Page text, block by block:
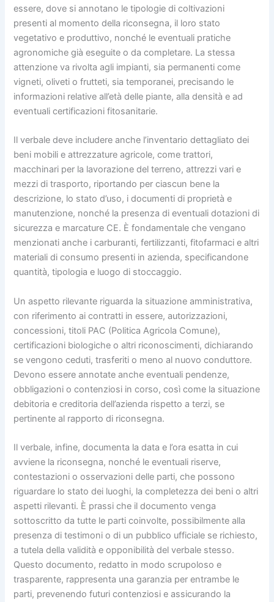
essere, dove si annotano le tipologie di coltivazioni
presenti al momento della riconsegna, il loro stato
vegetativo e produttivo, nonché le eventuali pratiche
agronomiche già eseguite o da completare. La stessa
attenzione va rivolta agli impianti, sia permanenti come
vigneti, oliveti o frutteti, sia temporanei, precisando le
informazioni relative all’età delle piante, alla densità e ad
eventuali certificazioni fitosanitarie.
Il verbale deve includere anche l’inventario dettagliato dei
beni mobili e attrezzature agricole, come trattori,
macchinari per la lavorazione del terreno, attrezzi vari e
mezzi di trasporto, riportando per ciascun bene la
descrizione, lo stato d’uso, i documenti di proprietà e
manutenzione, nonché la presenza di eventuali dotazioni di
sicurezza e marcature CE. È fondamentale che vengano
menzionati anche i carburanti, fertilizzanti, fitofarmaci e altri
materiali di consumo presenti in azienda, specificandone
quantità, tipologia e luogo di stoccaggio.
Un aspetto rilevante riguarda la situazione amministrativa,
con riferimento ai contratti in essere, autorizzazioni,
concessioni, titoli PAC (Politica Agricola Comune),
certificazioni biologiche o altri riconoscimenti, dichiarando
se vengono ceduti, trasferiti o meno al nuovo conduttore.
Devono essere annotate anche eventuali pendenze,
obbligazioni o contenziosi in corso, così come la situazione
debitoria e creditoria dell’azienda rispetto a terzi, se
pertinente al rapporto di riconsegna.
Il verbale, infine, documenta la data e l’ora esatta in cui
avviene la riconsegna, nonché le eventuali riserve,
contestazioni o osservazioni delle parti, che possono
riguardare lo stato dei luoghi, la completezza dei beni o altri
aspetti rilevanti. È prassi che il documento venga
sottoscritto da tutte le parti coinvolte, possibilmente alla
presenza di testimoni o di un pubblico ufficiale se richiesto,
a tutela della validità e opponibilità del verbale stesso.
Questo documento, redatto in modo scrupoloso e
trasparente, rappresenta una garanzia per entrambe le
parti, prevenendo futuri contenziosi e assicurando la